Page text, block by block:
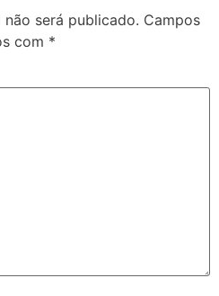
será publicado. Campos
com *